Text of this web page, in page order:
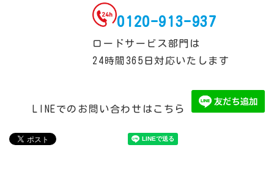
0120-913-937
ロードサービス部門は
24時間365日対応いたします
LINEでのお問い合わせはこちら